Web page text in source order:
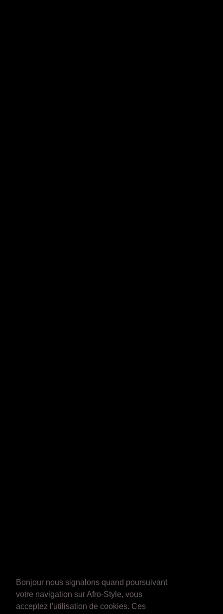
Bonjour nous signalons quand poursuivant
votre navigation sur Afro-Style, vous
acceptez l'utilisation de cookies. Ces